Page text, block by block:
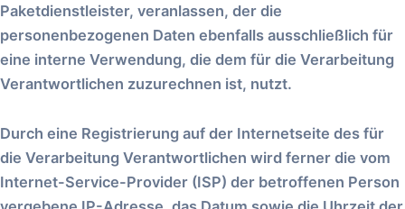
Paketdienstleister, veranlassen, der die
personenbezogenen Daten ebenfalls ausschließlich für
eine interne Verwendung, die dem für die Verarbeitung
Verantwortlichen zuzurechnen ist, nutzt.
Durch eine Registrierung auf der Internetseite des für
die Verarbeitung Verantwortlichen wird ferner die vom
Internet-Service-Provider (ISP) der betroffenen Person